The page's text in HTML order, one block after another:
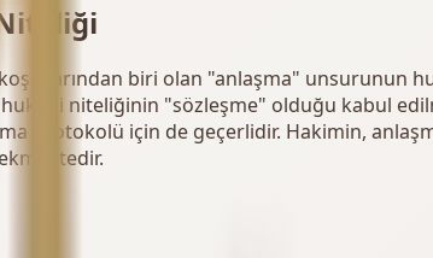
biri olan "anlaşma" unsurunun
niteliğinin "sözleşme" olduğu kabul
protokolü için de geçerlidir. Hakimin,